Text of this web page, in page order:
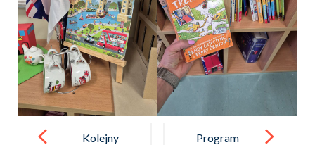
navigation
Kolejny
Program